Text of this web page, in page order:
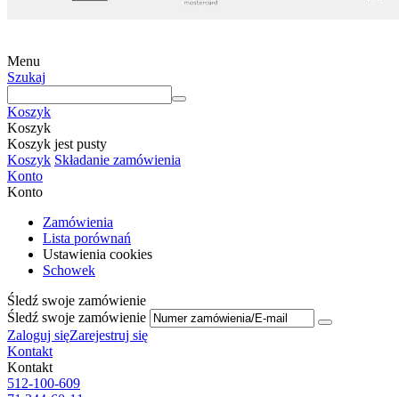
Menu
Szukaj
Koszyk
Koszyk
Koszyk jest pusty
Koszyk Składanie zamówienia
Konto
Konto
Zamówienia
Lista porównań
Ustawienia cookies
Schowek
Śledź swoje zamówienie
Śledź swoje zamówienie
Zaloguj sięZarejestruj się
Kontakt
Kontakt
512-100-609